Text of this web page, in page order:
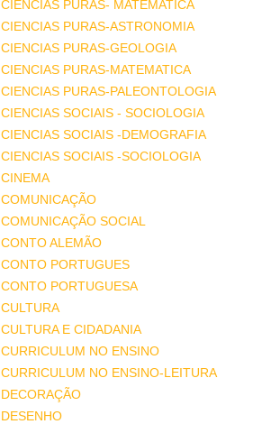
CIENCIAS PURAS- MATEMATICA
CIENCIAS PURAS-ASTRONOMIA
CIENCIAS PURAS-GEOLOGIA
CIENCIAS PURAS-MATEMATICA
CIENCIAS PURAS-PALEONTOLOGIA
CIENCIAS SOCIAIS - SOCIOLOGIA
CIENCIAS SOCIAIS -DEMOGRAFIA
CIENCIAS SOCIAIS -SOCIOLOGIA
CINEMA
COMUNICAÇÃO
COMUNICAÇÃO SOCIAL
CONTO ALEMÃO
CONTO PORTUGUES
CONTO PORTUGUESA
CULTURA
CULTURA E CIDADANIA
CURRICULUM NO ENSINO
CURRICULUM NO ENSINO-LEITURA
DECORAÇÃO
DESENHO